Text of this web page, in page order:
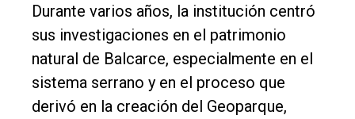
Durante varios años, la institución centró
sus investigaciones en el patrimonio
natural de Balcarce, especialmente en el
sistema serrano y en el proceso que
derivó en la creación del Geoparque,